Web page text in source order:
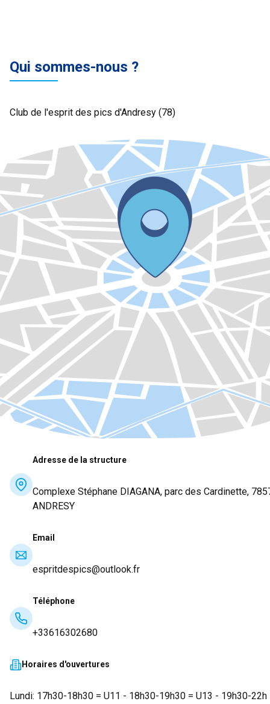
Qui sommes-nous ?
Club de l'esprit des pics d'Andresy (78)
Adresse de la structure
Complexe Stéphane DIAGANA, parc des Cardinette,
ANDRESY
Email
espritdespics@outlook.fr
Téléphone
+33616302680
Horaires d'ouvertures
Lundi: 17h30-18h30 = U11 - 18h30-19h30 = U13 - 19h30-22h